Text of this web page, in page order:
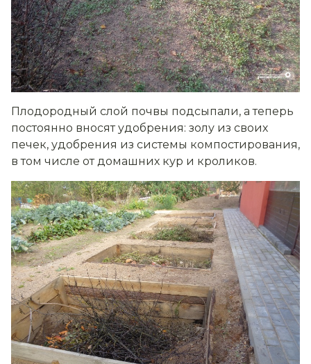
Плодородный слой почвы подсыпали, а теперь
постоянно вносят удобрения: золу из своих
печек, удобрения из системы компостирования,
в том числе от домашних кур и кроликов.